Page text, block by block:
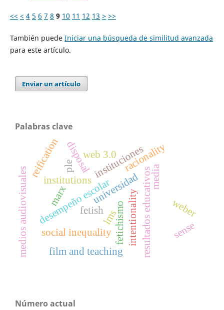
<< < 4 5 6 7 8 9 10 11 12 13 > >>
También puede Iniciar una búsqueda de similitud avanzada
para este artículo.
Enviar un artículo
Palabras clave
universidad
fetichismo resultados educativos
desempeño escolar
social inequality
racionality
weber
institutionsinstituciones
fetish
disposal
reification
marx
media
film and teaching
medios audiovisuales
ple
lms
web 3.0
intentionality sense
Número actual